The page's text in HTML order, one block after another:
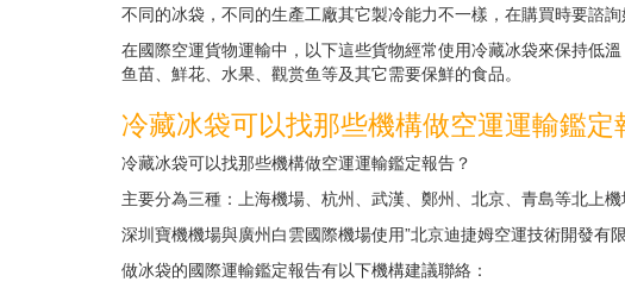
不同的冰袋，不同的生產工廠其它製冷能力不一樣，在購買時要諮詢
在國際空運貨物運輸中，以下這些貨物經常使用冷藏冰袋來保持低
鱼苗、鮮花、水果、觀赏鱼等及其它需要保鮮的食品。
冷藏冰袋可以找那些機構做空運運輸鑑定
冷藏冰袋可以找那些機構做空運運輸鑑定報告？
主要分為三種：上海機場、杭州、武漢、鄭州、北京、青島等北上
深圳寶機機場與廣州白雲國際機場使用”北京迪捷姆空運技術開發有
做冰袋的國際運輸鑑定報告有以下機構建議聯絡：